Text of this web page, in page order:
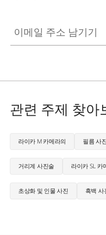
관련 주제 찾아
라이카 M 카메라의 필름 사
거리계 사진술 라이카 SL 카
초상화 및 인물 사진 흑백 사